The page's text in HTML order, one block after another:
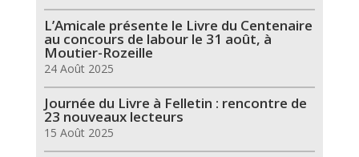
L’Amicale présente le Livre du Centenaire
au concours de labour le 31 août, à
Moutier-Rozeille
24 Août 2025
Journée du Livre à Felletin : rencontre de
23 nouveaux lecteurs
15 Août 2025